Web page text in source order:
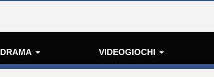
DRAMA VIDEOGIOCHI